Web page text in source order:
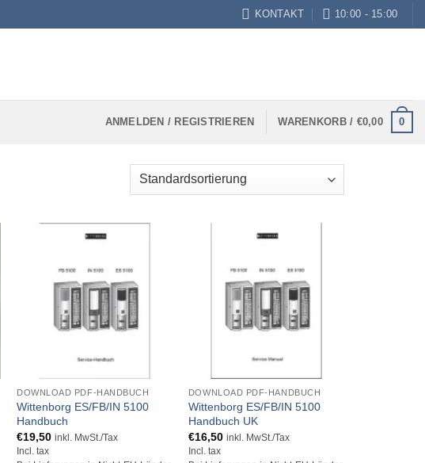
KONTAKT 10:00 - 15:00
ANMELDEN / REGISTRIEREN WARENKORB / €0,00 0
DOWNLOAD PDF-HANDBUCH
Wittenborg ES/FB/IN 5100
Handbuch
€19,50 inkl. MwSt./Tax
Incl. tax
DOWNLOAD PDF-HANDBUCH
Wittenborg ES/FB/IN 5100
Handbuch UK
€16,50 inkl. MwSt./Tax
Incl. tax